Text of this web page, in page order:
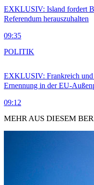
EXKLUSIV: Island fordert
Referendum herauszuhalten
09:35
EXKLUSIV: Frankreich und
Ernennung in der EU-
09:12
POLITIK
MEHR AUS DIESEM